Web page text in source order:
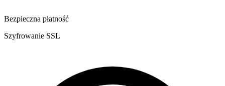
Bezpieczna płatność
Szyfrowanie SSL